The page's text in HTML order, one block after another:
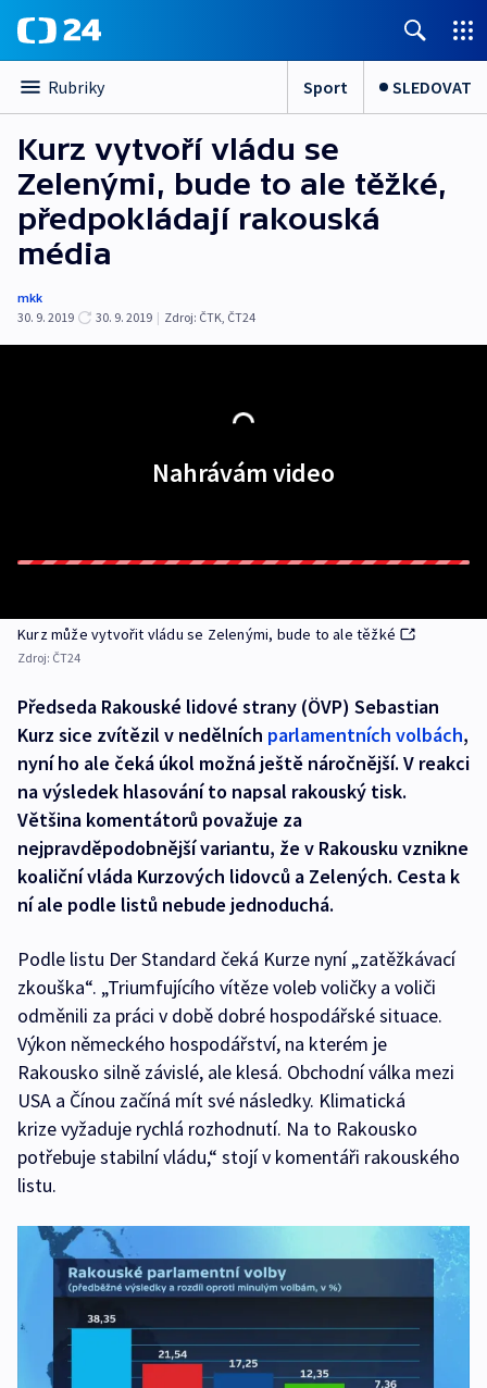
Rubriky Sport SLEDOVAT
Kurz vytvoří vládu se
Zelenými, bude to ale těžké,
předpokládají rakouská
média
mkk
30. 9. 2019
30. 9. 2019 | Zdroj: ČTK, ČT24
Nahrávám video
Kurz může vytvořit vládu se Zelenými, bude to ale těžké
Zdroj: ČT24
Předseda Rakouské lidové strany (ÖVP) Sebastian
Kurz sice zvítězil v nedělních parlamentních volbách,
nyní ho ale čeká úkol možná ještě náročnější. V reakci
na výsledek hlasování to napsal rakouský tisk.
Většina komentátorů považuje za
nejpravděpodobnější variantu, že v Rakousku vznikne
koaliční vláda Kurzových lidovců a Zelených. Cesta k
ní ale podle listů nebude jednoduchá.
Podle listu Der Standard čeká Kurze nyní „zatěžkávací
zkouška“. „Triumfujícího vítěze voleb voličky a voliči
odměnili za práci v době dobré hospodářské situace.
Výkon německého hospodářství, na kterém je
Rakousko silně závislé, ale klesá. Obchodní válka mezi
USA a Čínou začíná mít své následky. Klimatická
krize vyžaduje rychlá rozhodnutí. Na to Rakousko
potřebuje stabilní vládu,“ stojí v komentáři rakouského
listu.